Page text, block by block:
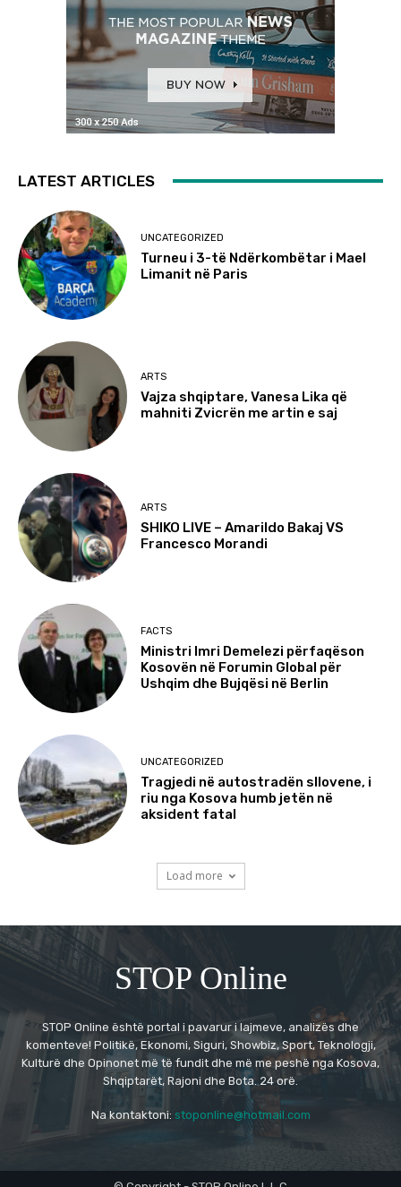
LATEST ARTICLES
UNCATEGORIZED
Turneu i 3-të Ndërkombëtar i Mael
Limanit në Paris
ARTS
Vajza shqiptare, Vanesa Lika që
mahniti Zvicrën me artin e saj
ARTS
SHIKO LIVE – Amarildo Bakaj VS
Francesco Morandi
FACTS
Ministri Imri Demelezi përfaqëson
Kosovën në Forumin Global për
Ushqim dhe Bujqësi në Berlin
UNCATEGORIZED
Tragjedi në autostradën sllovene, i
riu nga Kosova humb jetën në
aksident fatal
Load more
STOP Online
STOP Online është portal i pavarur i lajmeve, analizës dhe
komenteve! Politikë, Ekonomi, Siguri, Showbiz, Sport, Teknologji,
Kulturë dhe Opinonet më të fundit dhe më me peshë nga Kosova,
Shqiptarët, Rajoni dhe Bota. 24 orë.
Na kontaktoni: stoponline@hotmail.com